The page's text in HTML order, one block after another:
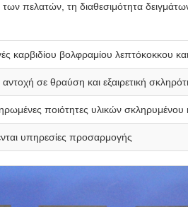
πελατών, τη διαθεσιμότητα
καρβιδίου βολφραμίου λεπτόκοκκου
σε θραύση και εξαιρετική
ποιότητες υλικών σκληρυμένου
υπηρεσίες προσαρμογής